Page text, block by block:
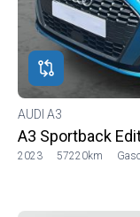
AUDI A3
A3 Sportback
2023 57220km